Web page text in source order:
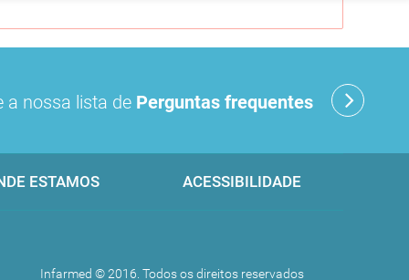
a nossa lista de Perguntas frequentes
ESTAMOS ACESSIBILIDADE
Infarmed © 2016. Todos os direitos reservados